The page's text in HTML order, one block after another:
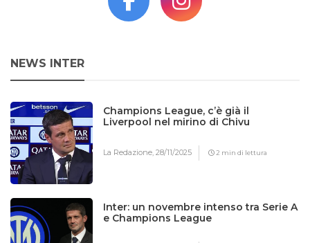
NEWS INTER
Champions League, c’è già il
Liverpool nel mirino di Chivu
La Redazione,28/11/2025 2 min di lettura
Inter: un novembre intenso tra Serie A
e Champions League